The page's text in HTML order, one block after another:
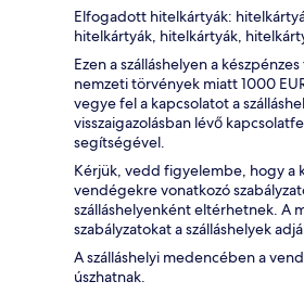
Elfogadott hitelkártyák:
hitelkártyák, hitelkártyák,
Ezen a szálláshelyen a
nemzeti törvények miatt 1000
vegye fel a kapcsolatot a
visszaigazolásban lévő
segítségével.
Kérjük, vedd figyelembe, hogy a
vendégekre vonatkozó
szálláshelyenként eltérhetnek. A
szabályzatokat a szálláshelyek
A szálláshelyi medencében a
úszhatnak.